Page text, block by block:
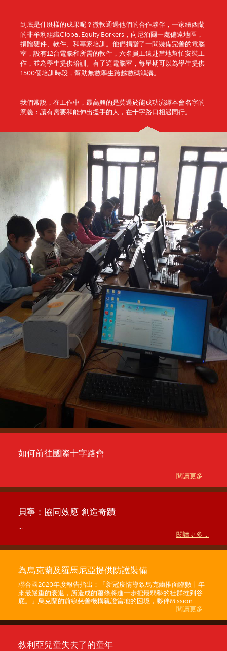
到底是什麼樣的成果呢？微軟通過他們的合作夥伴，一家紐西蘭
的非牟利組織Global Equity Borkers，向尼泊爾一處偏遠地區，
捐贈硬件、軟件、和專家培訓。他們捐贈了一間裝備完善的電腦
室，設有12台電腦和所需的軟件，六名員工遠赴當地幫忙安裝工
作，並為學生提供培訓。有了這電腦室，每星期可以為學生提供
1500個培訓時段，幫助無數學生跨越數碼鴻溝。
我們常說，在工作中，最高興的是莫過於能成功演繹本會名字的
意義：讓有需要和能伸出援手的人，在十字路口相遇同行。
如何前往國際十字路會
...
閱讀更多 ...
貝寧：協同效應 創造奇蹟
...
閱讀更多 ...
為烏克蘭及羅馬尼亞提供防護裝備
聯合國2020年度報告指出：「新冠疫情導致烏克蘭推面臨數十年
來最嚴重的衰退，所造成的蕭條將進一步把最弱勢的社群推到谷
底。」烏克蘭的前線慈善機構親證當地的困境，夥伴Mission...
閱讀更多 ...
敘利亞兒童失去了的童年